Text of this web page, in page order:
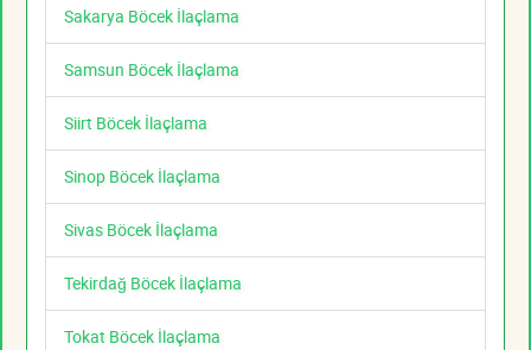
Sakarya Böcek İlaçlama
Samsun Böcek İlaçlama
Siirt Böcek İlaçlama
Sinop Böcek İlaçlama
Sivas Böcek İlaçlama
Tekirdağ Böcek İlaçlama
Tokat Böcek İlaçlama